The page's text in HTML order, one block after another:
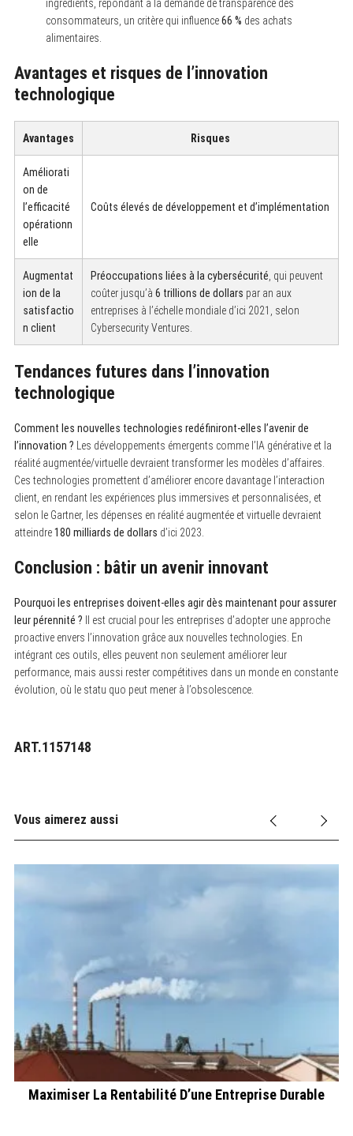
ingrédients, répondant à la demande de transparence des
consommateurs, un critère qui influence66 % des achats
alimentaires.
Avantages et risques de l’innovation
technologique
Avantages Risques
Améliorati
on de
l’efficacité
opérationn
elle
Coûts élevés de développement et d’implémentation
Augmentat
ion de la
satisfactio
n client
Préoccupations liées à la cybersécurité , qui peuvent
coûter jusqu’à 6 trillions de dollars par an aux
entreprises à l’échelle mondiale d’ici 2021, selon
Cybersecurity Ventures.
Tendances futures dans l’innovation
technologique
Comment les nouvelles technologies redéfiniront-elles l’avenir de
l’innovation ? Les développements émergents comme l’IA générative et la
réalité augmentée/virtuelle devraient transformer les modèles d’affaires.
Ces technologies promettent d’améliorer encore davantage l’interaction
client, en rendant les expériences plus immersives et personnalisées, et
selon le Gartner, les dépenses en réalité augmentée et virtuelle devraient
atteindre180 milliards de dollars d’ici 2023.
Conclusion : bâtir un avenir innovant
Pourquoi les entreprises doivent-elles agir dès maintenant pour assurer
leur pérennité ? Il est crucial pour les entreprises d’adopter une approche
proactive envers l’innovation grâce aux nouvelles technologies. En
intégrant ces outils, elles peuvent non seulement améliorer leur
performance, mais aussi rester compétitives dans un monde en constante
évolution, où le statu quo peut mener à l’obsolescence.
ART.1157148
Vous aimerez aussi
Maximiser La Rentabilité D’une Entreprise Durable